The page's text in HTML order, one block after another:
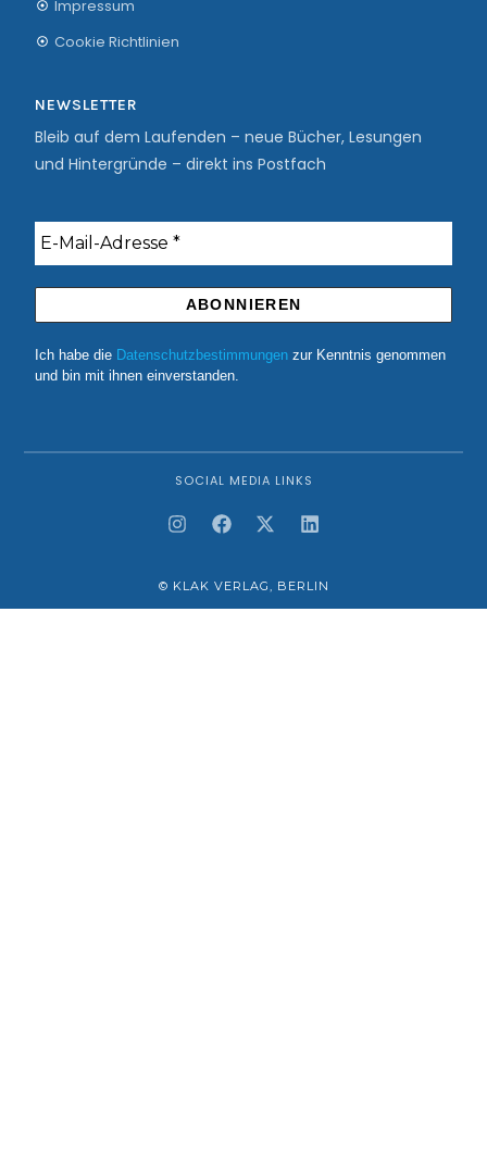
Impressum
Cookie Richtlinien
NEWSLETTER
Bleib auf dem Laufenden – neue Bücher, Lesungen
und Hintergründe – direkt ins Postfach
Ich habe die Datenschutzbestimmungen zur Kenntnis genommen
und bin mit ihnen einverstanden.
SOCIAL MEDIA LINKS
© KLAK VERLAG, BERLIN